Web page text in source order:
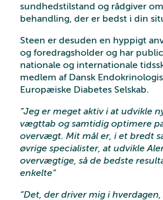
sundhedstilstand og rådgiver
behandling, der er bedst i din
Steen er desuden en hyppigt
og foredragsholder og har
nationale og internationale
medlem af Dansk
Europæiske Diabetes Selskab.
”Jeg er meget aktiv i at udvikle
vægttab og samtidig optimere
overvægt. Mit mål er, i et bredt
øvrige specialister, at udvikle
overvægtige, så de bedste
enkelte”
”Det, der driver mig i